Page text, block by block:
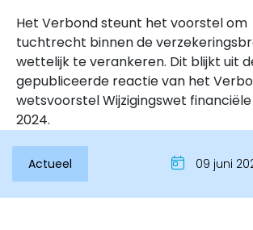
Het Verbond steunt het voorstel om
tuchtrecht binnen de
wettelijk te verankeren. Dit blijkt uit
gepubliceerde reactie van het
wetsvoorstel Wijzigingswet
2024.
Actueel 09 juni